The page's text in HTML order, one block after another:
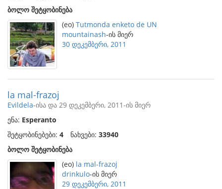
ბოლო შეტყობინება
(eo) Tutmonda enketo de UN
mountainash-ის მიერ
30 დეკემბერი, 2011
la mal-frazoj
Evildela-ისა და 29 დეკემბერი, 2011-ის მიერ
ენა: Esperanto
შეტყობინებები: 4 ნახვები: 33940
ბოლო შეტყობინება
(eo) la mal-frazoj
drinkulo-ის მიერ
29 დეკემბერი, 2011